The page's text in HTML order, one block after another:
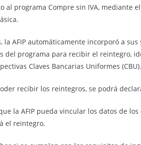
al programa Compre sin IVA, mediante
la AFIP automáticamente incorporó a
del programa para recibir el reintegro,
Claves Bancarias Uniformes (CBU).
recibir los reintegros, se podrá
la AFIP pueda vincular los datos de
el reintegro.